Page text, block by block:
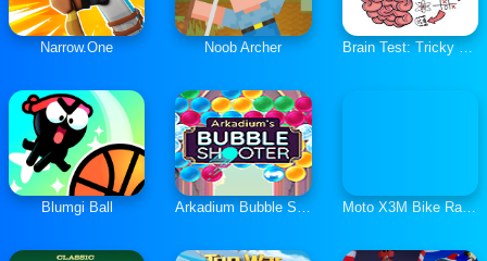
Narrow.One Noob Archer Brain Test: Tricky Puzzles
Blumgi Ball Arkadium Bubble Shooter Moto X3M Bike Race Game